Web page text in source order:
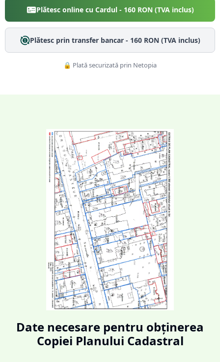
Plătesc online cu Cardul - 160RON (TVA inclus)
Plătesc prin transfer bancar - 160RON (TVA inclus)
🔒 Plată securizată prin Netopia
Date necesare pentru obținerea
Copiei Planului Cadastral